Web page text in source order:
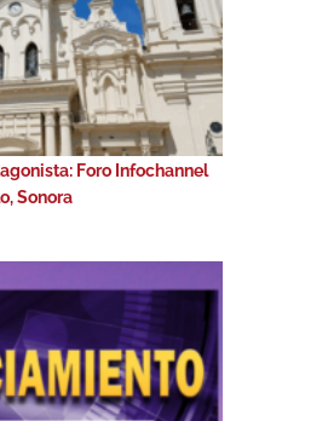
Foro Infochannel
Sonora